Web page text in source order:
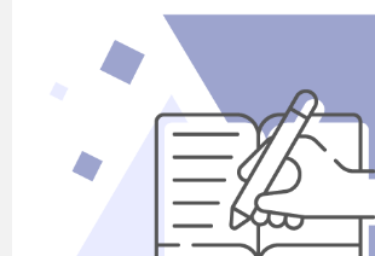
Біля священного підніжжя
Де славнозвісні всемогутні боги
Із Зевсом на чолі творили раду,
У тихім місті, вздовж ріки Алфей,
Олімпія знайшла притулочок соб.і